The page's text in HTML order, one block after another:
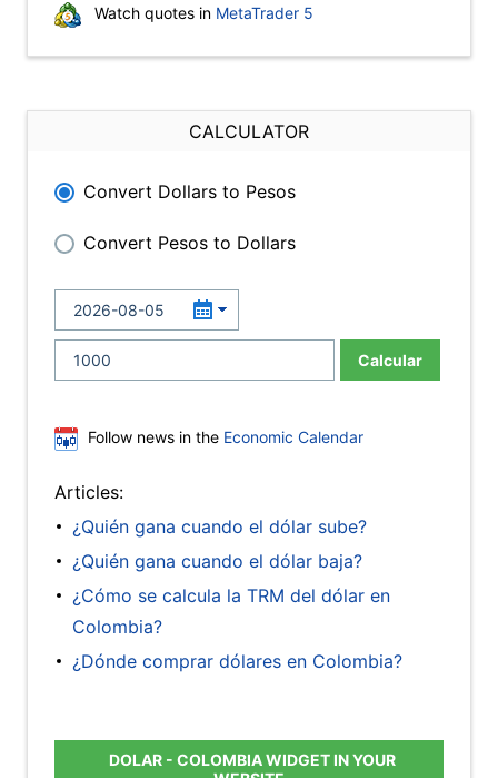
Watch quotes in MetaTrader 5
CALCULATOR
Convert Dollars to Pesos
Convert Pesos to Dollars
Calcular
Follow news in the Economic Calendar
Articles:
¿Quién gana cuando el dólar sube?
¿Quién gana cuando el dólar baja?
¿Cómo se calcula la TRM del dólar en
Colombia?
¿Dónde comprar dólares en Colombia?
DOLAR - COLOMBIA WIDGET IN YOUR